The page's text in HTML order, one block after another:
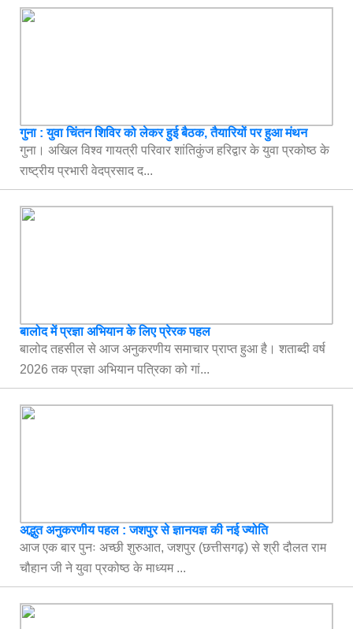
गुना : युवा चिंतन शिविर को लेकर हुई बैठक, तैयारियों पर हुआ मंथन
गुना। अखिल विश्व गायत्री परिवार शांतिकुंज हरिद्वार के युवा प्रकोष्ठ के
राष्ट्रीय प्रभारी वेदप्रसाद द...
बालोद में प्रज्ञा अभियान के लिए प्रेरक पहल
बालोद तहसील से आज अनुकरणीय समाचार प्राप्त हुआ है। शताब्दी वर्ष
2026 तक प्रज्ञा अभियान पत्रिका को गां...
अद्भुत अनुकरणीय पहल : जशपुर से ज्ञानयज्ञ की नई ज्योति
आज एक बार पुनः अच्छी शुरुआत, जशपुर (छत्तीसगढ़) से श्री दौलत राम
चौहान जी ने युवा प्रकोष्ठ के माध्यम ...